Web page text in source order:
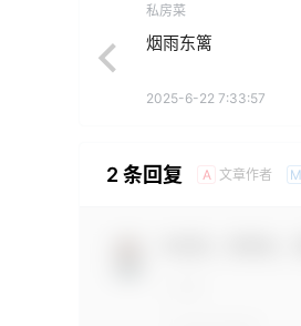
私房菜
烟雨东篱
2025-6-22 7:33:57
2 条回复 A 文章作者 M